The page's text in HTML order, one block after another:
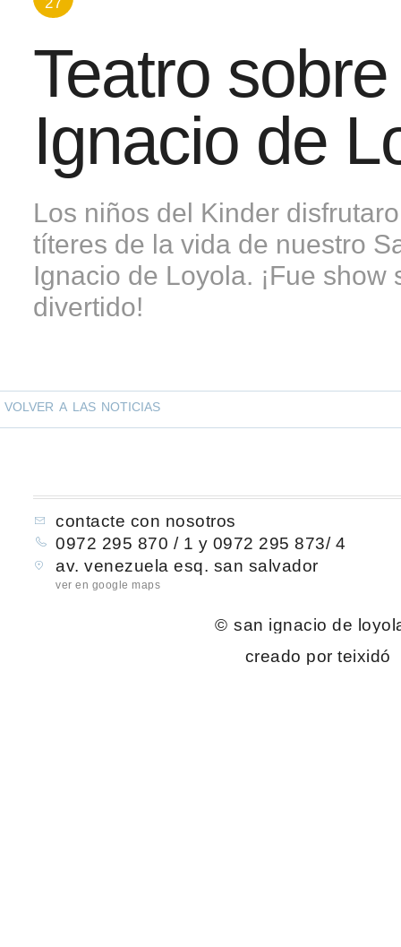
27
Teatro
Ignacio de
Los niños del Kinder
títeres de la vida de nuestro
Ignacio de Loyola. ¡Fue show
divertido!
volver a las noticias
contacte con nosotros
0972 295 870 / 1 y 0972 295 873/ 4
av. venezuela esq. san salvador
ver en google maps
© san ignacio de
creado por teixidó